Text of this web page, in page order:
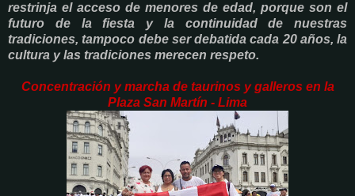
restrinja el acceso de menores de edad, porque son el
futuro de la fiesta y la continuidad de nuestras
tradiciones, tampoco debe ser debatida cada 20 años, la
cultura y las tradiciones merecen respeto.
Concentración y marcha de taurinos y galleros en la
Plaza San Martín - Lima